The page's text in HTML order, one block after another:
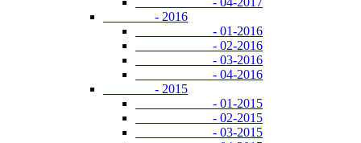
- 2016
- 01-2016
- 02-2016
- 03-2016
- 04-2016
- 2015
- 01-2015
- 02-2015
- 03-2015